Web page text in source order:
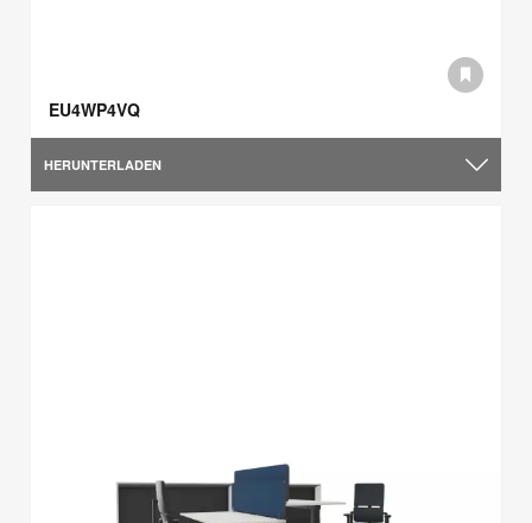
EU4WP4VQ
HERUNTERLADEN